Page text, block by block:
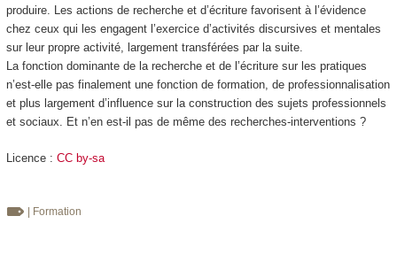
produire. Les actions de recherche et d’écriture favorisent à l’évidence
chez ceux qui les engagent l’exercice d’activités discursives et mentales
sur leur propre activité, largement transférées par la suite.
La fonction dominante de la recherche et de l’écriture sur les pratiques
n’est-elle pas finalement une fonction de formation, de professionnalisation
et plus largement d’influence sur la construction des sujets professionnels
et sociaux. Et n’en est-il pas de même des recherches-interventions ?
Licence : CC by-sa
| Formation